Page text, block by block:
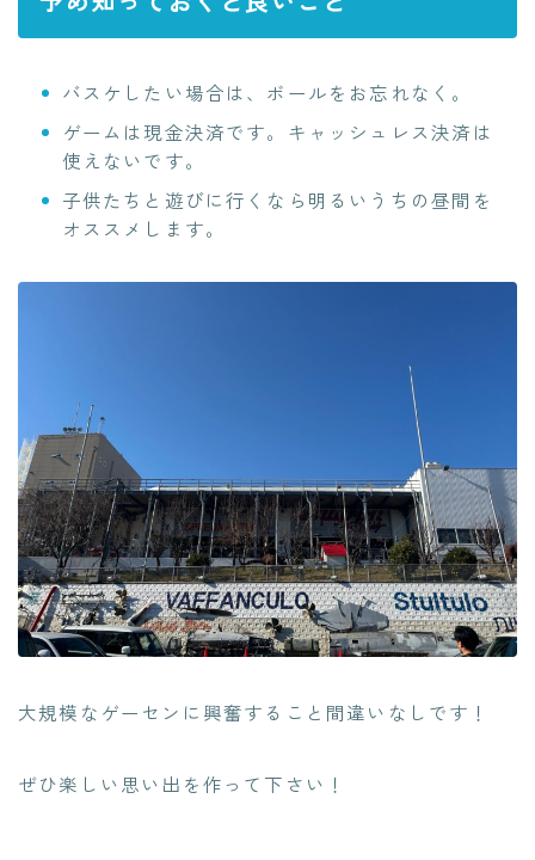
バスケしたい場合は、ボールをお忘れなく。
ゲームは現金決済です。キャッシュレス決済は
使えないです。
子供たちと遊びに行くなら明るいうちの昼間を
オススメします。
大規模なゲーセンに興奮すること間違いなしです！
ぜひ楽しい思い出を作って下さい！